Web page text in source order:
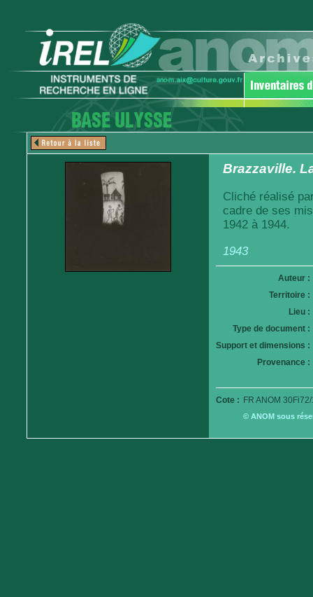
Brazzaville.
Cliché réalisé
cadre de ses
1942 à 1944.
1943
Auteur :
Territoire :
Lieu :
Type de document :
Support et dimensions :
Provenance :
Cote : FR ANOM
© ANOM sous